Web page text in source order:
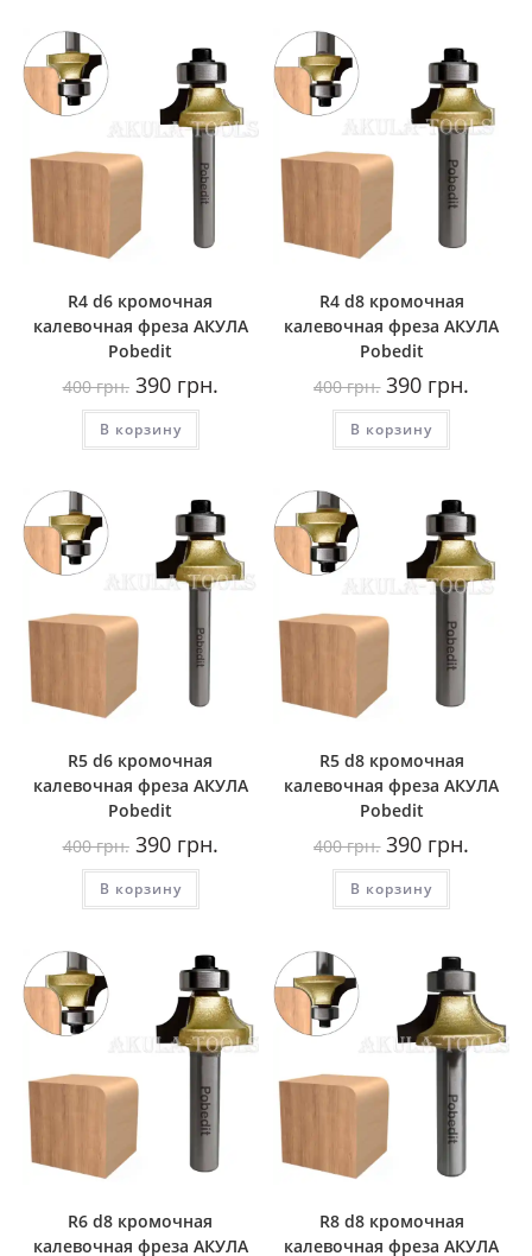
R4 d6 кромочная
калевочная фреза AКУЛА
Pobedit
400грн. Первоначальная
цена
составляла
400
грн..
390грн.цена:
В корзину
R4 d8 кромочная
калевочная фреза AКУЛА
Pobedit
400грн. Первоначальная
цена
составляла
400
грн..
390 грн.
В корзину
R5 d6 кромочная
калевочная фреза AКУЛА
Pobedit
400грн. Первоначальная
цена
составляла
400
грн..
390грн.цена:
В корзину
R5 d8 кромочная
калевочная фреза AКУЛА
Pobedit
400грн. Первоначальная
цена
составляла
400
грн..
390 грн.
В корзину
R6 d8 кромочная
калевочная фреза AКУЛА
R8 d8 кромочная
калевочная фреза AКУЛА